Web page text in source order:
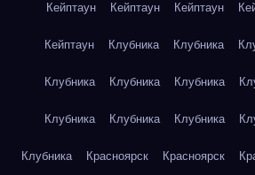
Кейптаун Кейптаун Кейптаун
Кейптаун Клубника Клубника
Клубника Клубника Клубника
Клубника Клубника Клубника
Клубника Красноярск Красноярск